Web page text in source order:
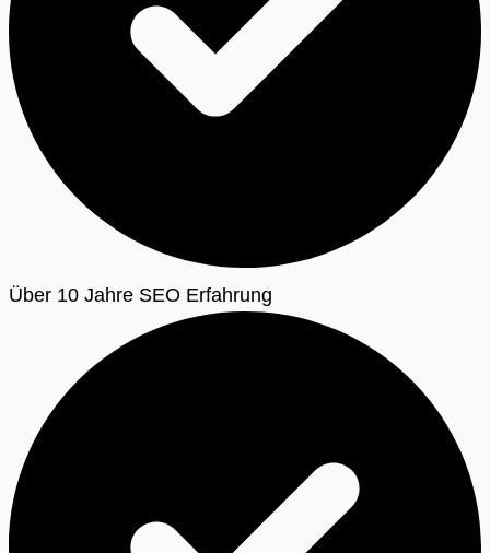
Über 10 Jahre SEO Erfahrung